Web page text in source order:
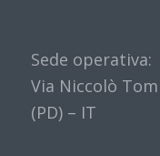
Sede operativa:
Via Niccolò
(PD) – IT